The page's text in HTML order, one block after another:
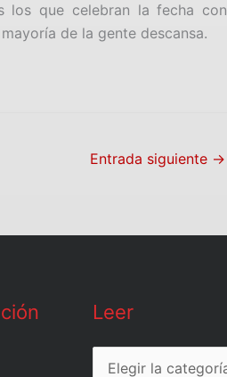
los que celebran la fecha con
de la gente descansa.
Entrada siguiente →
Leer
Leer